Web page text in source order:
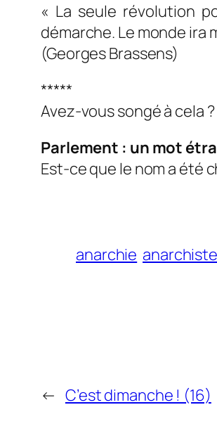
« La seule révolution
démarche. Le monde ira
(Georges Brassens)
*****
Avez-vous songé à cela ?
Parlement : un mot
Est-ce que le nom a été
anarchie anarchiste
← C’est dimanche ! (16)